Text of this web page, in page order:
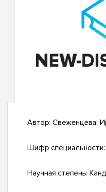
Автор: Свеженцева,
Шифр специальности:
Научная степень: